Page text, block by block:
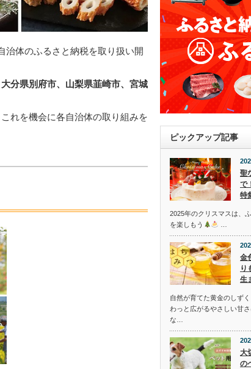
治体のふるさと納税を取り扱い開
分県別府市、山梨県韮崎市、宮城
れを機会に各自治体の取り組みを
ピックアップ記事
聖
で
特
2025年のクリスマスは、
を楽しもう
金
り
生
自然が育てた黄金のしず
わっと広がるやさしい甘
な…
大
の